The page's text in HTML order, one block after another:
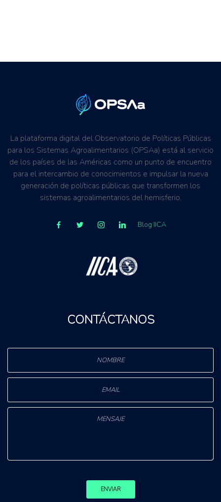
La plataforma digital del Observatorio de Políticas Públicas
para los Sistemas Agroalimentarios (OPSAa) está al servicio
de los países de las Américas como un punto de encuentro
para el intercambio de conocimientos e impulsar la nueva
generación de políticas públicas que transformen los
sistemas agroalimentarios del hemisferio.
Blog IICA
CONTÁCTANOS
ENVIAR